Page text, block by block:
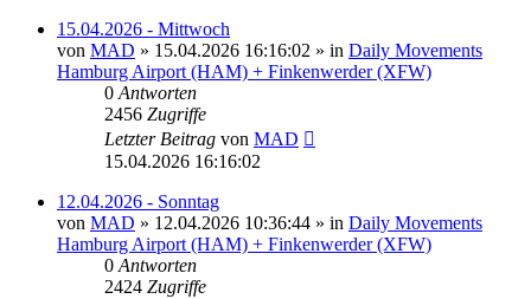
15.04.2026 - Mittwoch
von MAD » 15.04.2026 16:16:02 » in Daily Movements
Hamburg Airport (HAM) + Finkenwerder (XFW)
0 Antworten
2456 Zugriffe
Letzter Beitrag von MAD
15.04.2026 16:16:02
12.04.2026 - Sonntag
von MAD » 12.04.2026 10:36:44 » in Daily Movements
Hamburg Airport (HAM) + Finkenwerder (XFW)
0 Antworten
2424 Zugriffe